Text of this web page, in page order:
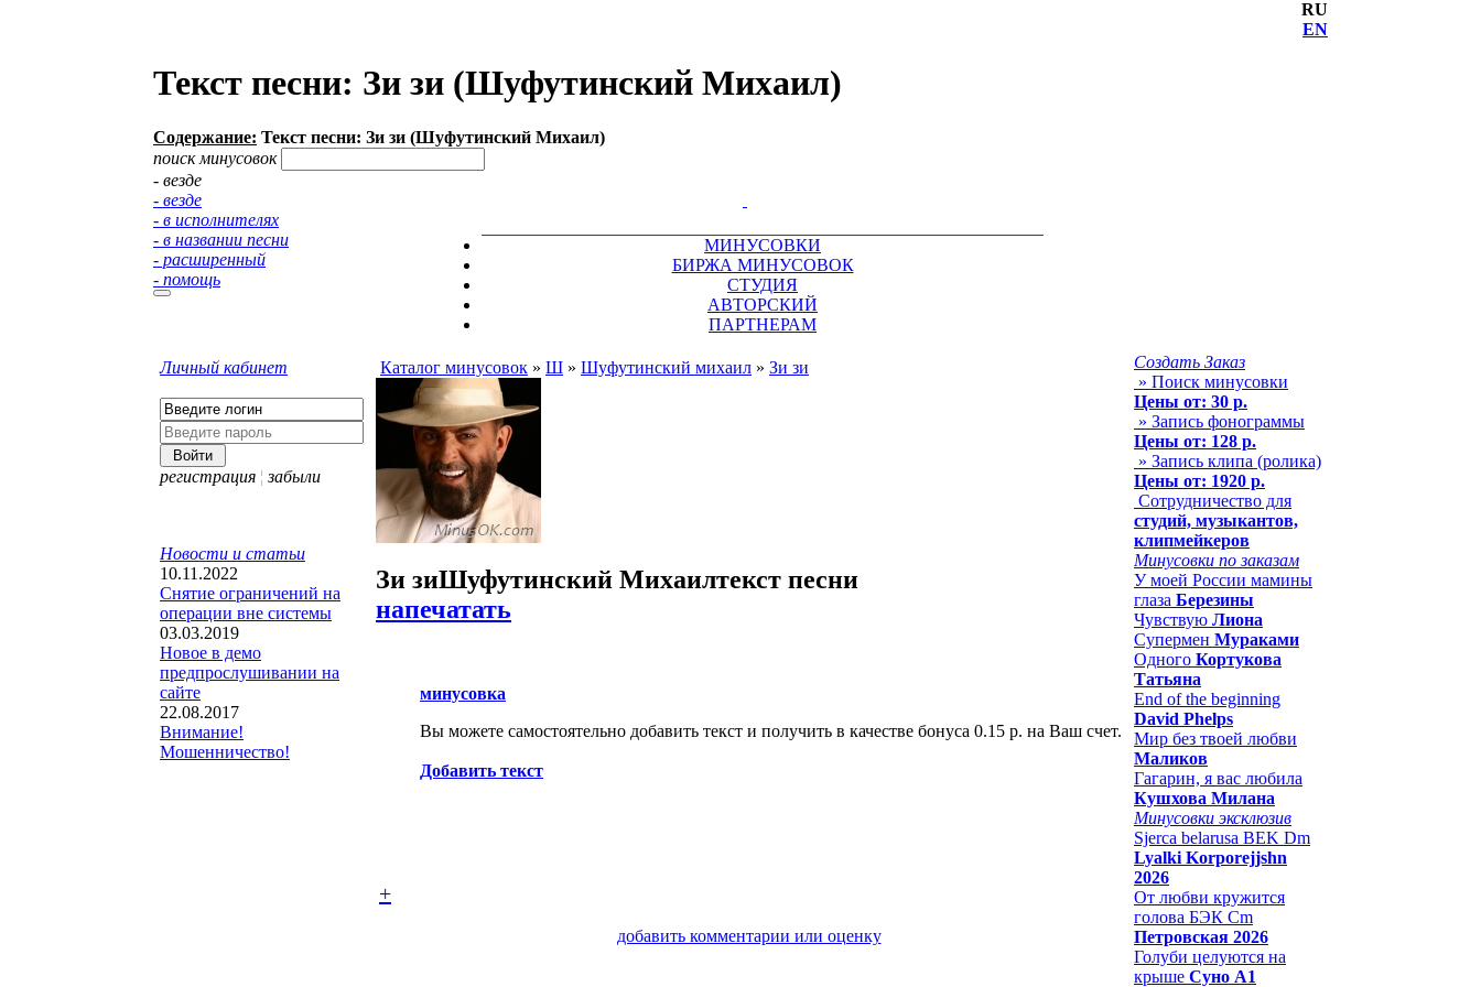
RU
EN
Текст песни: Зи зи (Шуфутинский Михаил)
Содержание: Текст песни: Зи зи (Шуфутинский Михаил)
поиск минусовок
- везде
- везде
- в исполнителях
- в названии песни
- расширенный
- помощь
МИНУСОВКИ
БИРЖА МИНУСОВОК
СТУДИЯ
АВТОРСКИЙ
ПАРТНЕРАМ
Личный кабинет
регистрация ¦ забыли
Новости и статьи
10.11.2022
Снятие ограничений на
операции вне системы
03.03.2019
Новое в демо
предпрослушивании на
сайте
22.08.2017
Внимание!
Мошенничество!
Каталог минусовок » Ш » Шуфутинский михаил » Зи зи
Зи зиШуфутинский Михаилтекст песни
напечатать
минусовка
Вы можете самостоятельно добавить текст и получить в качестве бонуса 0.15 р. на Ваш счет.
Добавить текст
+
добавить комментарии или оценку
Создать Заказ
» Поиск минусовки
Цены от: 30 р.
» Запись фонограммы
Цены от: 128 р.
» Запись клипа (ролика)
Цены от: 1920 р.
Сотрудничество для
студий, музыкантов,
клипмейкеров
Минусовки по заказам
У моей России мамины
глаза Березины
Чувствую Лиона
Супермен Мураками
Одного Кортукова
Татьяна
End of the beginning
David Phelps
Мир без твоей любви
Маликов
Гагарин, я вас любила
Кушхова Милана
Минусовки эксклюзив
Sjerca belarusa BEK Dm
Lyalki Korporejjshn
2026
От любви кружится
голова БЭК Cm
Петровская 2026
Голуби целуются на
крыше Суно А1